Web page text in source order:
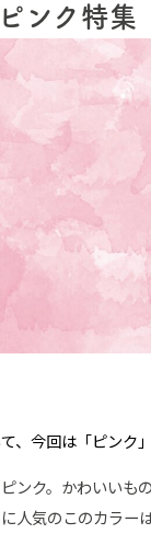
ンク特集
、今回は「ピンク
ンク。かわいいも
人気のこのカラー